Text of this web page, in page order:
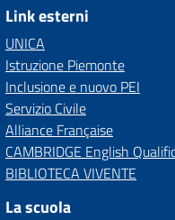
Link esterni
UNICA
Istruzione Piemonte
Inclusione e nuovo PEI
Servizio Civile
Alliance Française
CAMBRIDGE English
BIBLIOTECA VIVENTE
La scuola